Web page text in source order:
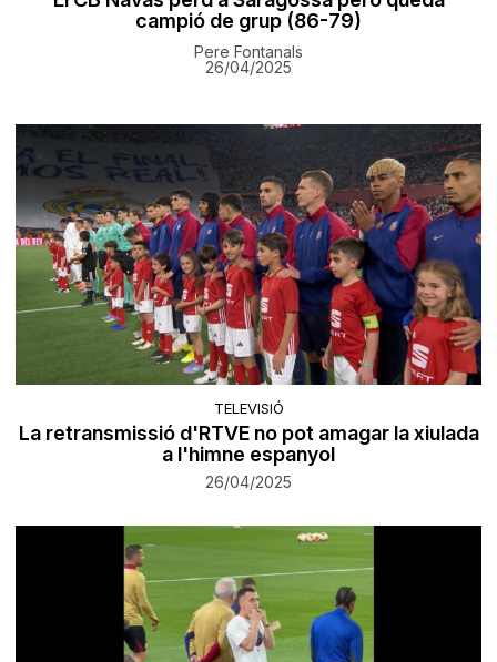
campió de grup (86-79)
Pere Fontanals
26/04/2025
TELEVISIÓ
La retransmissió d'RTVE no pot amagar la xiulada
a l'himne espanyol
26/04/2025